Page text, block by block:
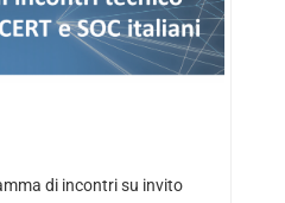
di incontri su invito